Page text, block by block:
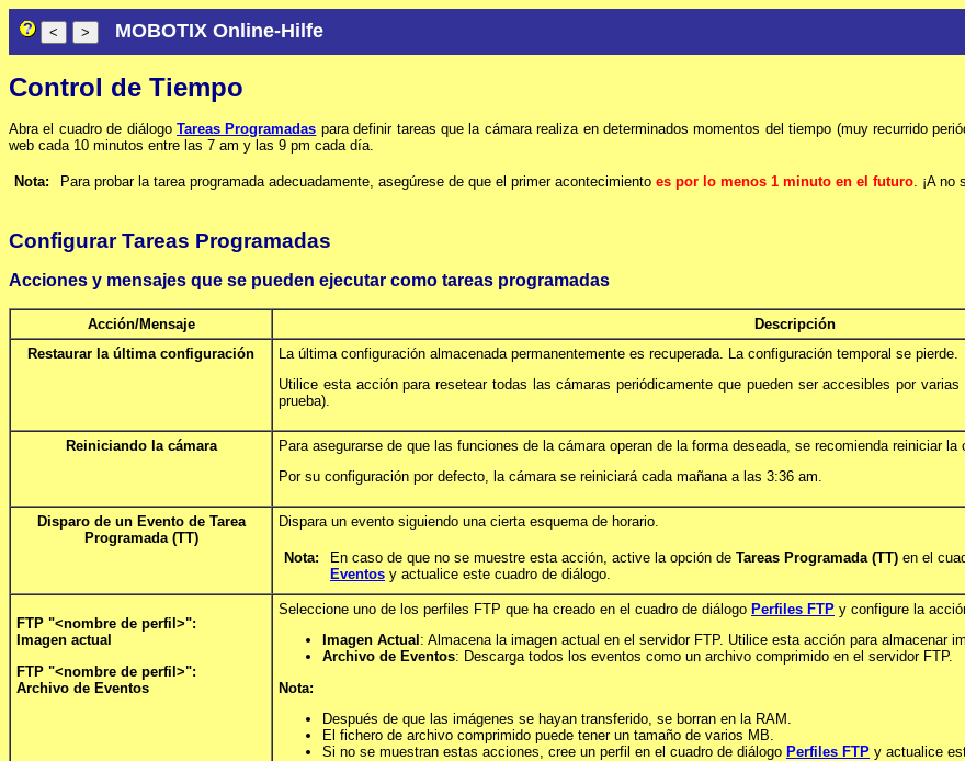
MOBOTIX Online-Hilfe
Control de Tiempo
Abra el cuadro de diálogo Tareas Programadas para definir tareas que la cámara realiza en determinados momentos del tiempo (muy recurrido
web cada 10 minutos entre las 7 am y las 9 pm cada día.
Nota: Para probar la tarea programada adecuadamente, asegúrese de que el primer acontecimiento es por lo menos 1 minuto en el futuro. ¡A no
Configurar Tareas Programadas
Acciones y mensajes que se pueden ejecutar como tareas programadas
Acción/Mensaje
Descripción
Restaurar la última configuración
La última configuración almacenada permanentemente es recuperada. La configuración temporal se pierde.
Utilice esta acción para resetear todas las cámaras periódicamente que pueden ser accesibles por
prueba).
Reiniciando la cámara
Para asegurarse de que las funciones de la cámara operan de la forma deseada, se recomienda reiniciar la
Por su configuración por defecto, la cámara se reiniciará cada mañana a las 3:36 am.
Disparo de un Evento de Tarea
Programada (TT)
Dispara un evento siguiendo una cierta esquema de horario.
Nota: En caso de que no se muestre esta acción, active la opción de Tareas Programada (TT) en el
Eventos y actualice este cuadro de diálogo.
FTP "<nombre de perfil>":
Imagen actual
FTP "<nombre de perfil>":
Archivo de Eventos
Seleccione uno de los perfiles FTP que ha creado en el cuadro de diálogo Perfiles FTP y configure la
Imagen Actual : Almacena la imagen actual en el servidor FTP. Utilice esta acción para almacenar
Archivo de Eventos: Descarga todos los eventos como un archivo comprimido en el servidor FTP.
Nota:
Después de que las imágenes se hayan transferido, se borran en la RAM.
El fichero de archivo comprimido puede tener un tamaño de varios MB.
Si no se muestran estas acciones, cree un perfil en el cuadro de diálogo Perfiles FTP y actualice